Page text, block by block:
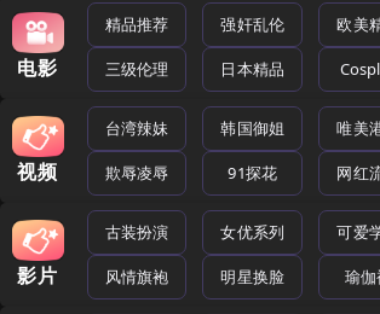
电影
精品推荐 强奸乱伦 欧美
三级伦理 日本精品
视频
台湾辣妹 韩国御姐 唯美
欺辱凌辱 91探花 网红
影片
古装扮演 女优系列 可爱
风情旗袍 明星换脸 瑜伽